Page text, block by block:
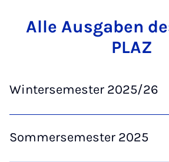
Alle Aus­gaben
PLAZ
Wintersemester 2025/26
Sommersemester 2025